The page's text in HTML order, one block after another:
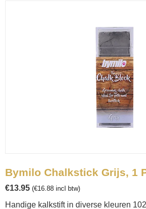
Bymilo Chalkstick Grijs, 1
€13.95 (€16.88 incl btw)
Handige kalkstift in diverse kleuren